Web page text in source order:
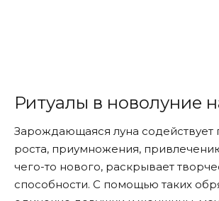
Ритуалы в новолуние
Зарождающаяся луна содействует
роста, приумножения,
чего-то нового, раскрывает
способности. С помощью таких